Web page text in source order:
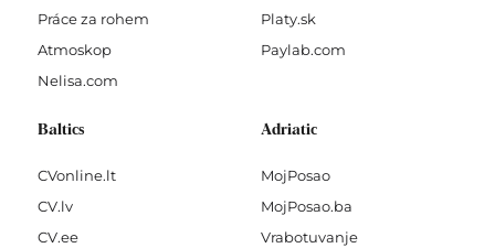
Práce za rohem
Atmoskop
Nelisa.com
Platy.sk
Paylab.com
Baltics
CVonline.lt
CV.lv
CV.ee
Adriatic
MojPosao
MojPosao.ba
Vrabotuvanje